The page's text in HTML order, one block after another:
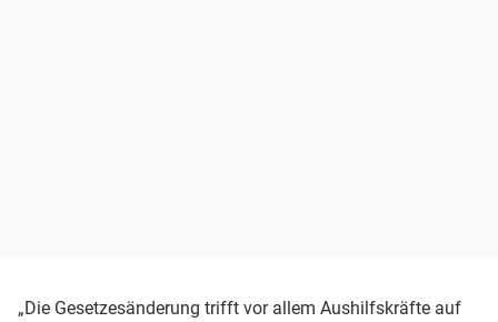
„Die Gesetzesänderung trifft vor allem Aushilfskräfte auf